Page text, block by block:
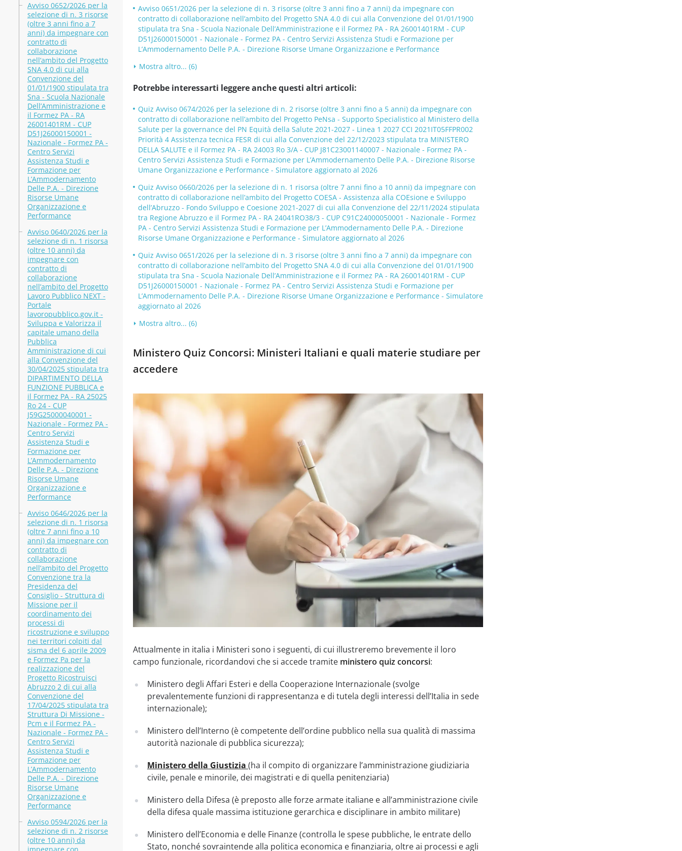
Avviso 0652/2026 per la
selezione di n. 3 risorse
(oltre 3 anni fino a 7
anni) da impegnare con
contratto di
collaborazione
nell’ambito del Progetto
SNA 4.0 di cui alla
Convenzione del
01/01/1900 stipulata tra
Sna - Scuola Nazionale
Dell’Amministrazione e
il Formez PA - RA
26001401RM - CUP
D51J26000150001 -
Nazionale - Formez PA -
Centro Servizi
Assistenza Studi e
Formazione per
L’Ammodernamento
Delle P.A. - Direzione
Risorse Umane
Organizzazione e
Performance
Avviso 0640/2026 per la
selezione di n. 1 risorsa
(oltre 10 anni) da
impegnare con
contratto di
collaborazione
nell’ambito del Progetto
Lavoro Pubblico NEXT -
Portale
lavoropubblico.gov.it -
Sviluppa e Valorizza il
capitale umano della
Pubblica
Amministrazione di cui
alla Convenzione del
30/04/2025 stipulata tra
DIPARTIMENTO DELLA
FUNZIONE PUBBLICA e
il Formez PA - RA 25025
Ro 24 - CUP
J59G25000040001 -
Nazionale - Formez PA -
Centro Servizi
Assistenza Studi e
Formazione per
L’Ammodernamento
Delle P.A. - Direzione
Risorse Umane
Organizzazione e
Performance
Avviso 0646/2026 per la
selezione di n. 1 risorsa
(oltre 7 anni fino a 10
anni) da impegnare con
contratto di
collaborazione
nell’ambito del Progetto
Convenzione tra la
Presidenza del
Consiglio - Struttura di
Missione per il
coordinamento dei
processi di
ricostruzione e sviluppo
nei territori colpiti dal
sisma del 6 aprile 2009
e Formez Pa per la
realizzazione del
Progetto Ricostruisci
Abruzzo 2 di cui alla
Convenzione del
17/04/2025 stipulata tra
Struttura Di Missione -
Pcm e il Formez PA -
Nazionale - Formez PA -
Centro Servizi
Assistenza Studi e
Formazione per
L’Ammodernamento
Delle P.A. - Direzione
Risorse Umane
Organizzazione e
Performance
Avviso 0594/2026 per la
selezione di n. 2 risorse
(oltre 10 anni) da
Avviso 0651/2026 per la selezione di n. 3 risorse (oltre 3 anni fino a 7 anni) da impegnare con
contratto di collaborazione nell’ambito del Progetto SNA 4.0 di cui alla Convenzione del 01/01/1900
stipulata tra Sna - Scuola Nazionale Dell’Amministrazione e il Formez PA - RA 26001401RM - CUP
D51J26000150001 - Nazionale - Formez PA - Centro Servizi Assistenza Studi e Formazione per
L’Ammodernamento Delle P.A. - Direzione Risorse Umane Organizzazione e Performance
Mostra altro... (6)
Potrebbe interessarti leggere anche questi altri articoli:
Quiz Avviso 0674/2026 per la selezione di n. 2 risorse (oltre 3 anni fino a 5 anni) da impegnare con
contratto di collaborazione nell’ambito del Progetto PeNsa - Supporto Specialistico al Ministero della
Salute per la governance del PN Equità della Salute 2021-2027 - Linea 1 2027 CCI 2021IT05FFPR002
Priorità 4 Assistenza tecnica FESR di cui alla Convenzione del 22/12/2023 stipulata tra MINISTERO
DELLA SALUTE e il Formez PA - RA 24003 Ro 3/A - CUP J81C23001140007 - Nazionale - Formez PA -
Centro Servizi Assistenza Studi e Formazione per L’Ammodernamento Delle P.A. - Direzione Risorse
Umane Organizzazione e Performance - Simulatore aggiornato al 2026
Quiz Avviso 0660/2026 per la selezione di n. 1 risorsa (oltre 7 anni fino a 10 anni) da impegnare con
contratto di collaborazione nell’ambito del Progetto COESA - Assistenza alla COEsione e Sviluppo
dell’Abruzzo - Fondo Sviluppo e Coesione 2021-2027 di cui alla Convenzione del 22/11/2024 stipulata
tra Regione Abruzzo e il Formez PA - RA 24041RO38/3 - CUP C91C24000050001 - Nazionale - Formez
PA - Centro Servizi Assistenza Studi e Formazione per L’Ammodernamento Delle P.A. - Direzione
Risorse Umane Organizzazione e Performance - Simulatore aggiornato al 2026
Quiz Avviso 0651/2026 per la selezione di n. 3 risorse (oltre 3 anni fino a 7 anni) da impegnare con
contratto di collaborazione nell’ambito del Progetto SNA 4.0 di cui alla Convenzione del 01/01/1900
stipulata tra Sna - Scuola Nazionale Dell’Amministrazione e il Formez PA - RA 26001401RM - CUP
D51J26000150001 - Nazionale - Formez PA - Centro Servizi Assistenza Studi e Formazione per
L’Ammodernamento Delle P.A. - Direzione Risorse Umane Organizzazione e Performance - Simulatore
aggiornato al 2026
Mostra altro... (6)
Ministero Quiz Concorsi: Ministeri Italiani e quali materie studiare per
accedere
Attualmente in italia i Ministeri sono i seguenti, di cui illustreremo brevemente il loro
campo funzionale, ricordandovi che si accede tramite ministero quiz concorsi:
Ministero degli Affari Esteri e della Cooperazione Internazionale (svolge
prevalentemente funzioni di rappresentanza e di tutela degli interessi dell’Italia in sede
internazionale);
Ministero dell’Interno (è competente dell’ordine pubblico nella sua qualità di massima
autorità nazionale di pubblica sicurezza);
Ministero della Giustizia (ha il compito di organizzare l’amministrazione giudiziaria
civile, penale e minorile, dei magistrati e di quella penitenziaria)
Ministero della Difesa (è preposto alle forze armate italiane e all’amministrazione civile
della difesa quale massima istituzione gerarchica e disciplinare in ambito militare)
Ministero dell’Economia e delle Finanze (controlla le spese pubbliche, le entrate dello
Stato, nonché sovraintende alla politica economica e finanziaria, oltre ai processi e agli